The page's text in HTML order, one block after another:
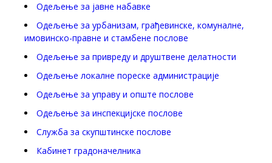
Одељење за јавне набавке
Одељење за урбанизам, грађевинске, комуналне,
имовинско-правне и стамбене послове
Одељење за привреду и друштвене делатности
Одељење локалне пореске администрације
Одељење за управу и опште послове
Одељење за инспекцијске послове
Служба за скупштинске послове
Кабинет градоначелника